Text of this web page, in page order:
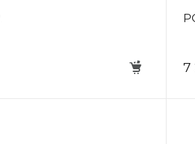
7